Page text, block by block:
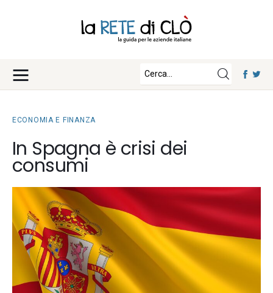
Fisco e Tasse
Notizie Lavoro
Tecnologia
Chi Siamo
La Redazione
Collabora con noi
Contatti
ECONOMIA E FINANZA
In Spagna è crisi dei
consumi